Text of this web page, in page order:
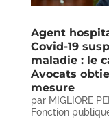
Agent
Covid-19
maladie : le
Avocats
mesure
par MIGLIORE
Fonction